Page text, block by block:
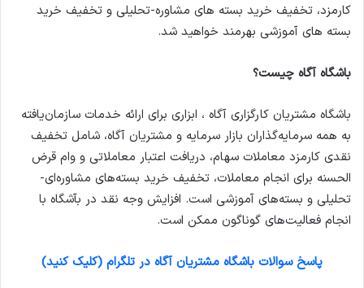
کارمزد، تخفیف خرید بسته های مشاوره-تحلیلی و تخفیف خرید
بسته های آموزشی بهرمند خواهید شد.
باشگاه آگاه چیست؟
باشگاه مشتریان کارگزاری آگاه ، ابزاری برای ارائه خدمات سازمان‌یافته
به همه سرمایه‌گذاران بازار سرمایه و مشتریان آگاه، شامل تخفیف
نقدی کارمزد معاملات سهام، دریافت اعتبار معاملاتی و وام قرض
الحسنه برای انجام معاملات، تخفیف خرید بسته‌های مشاوره‌ای-
تحلیلی و بسته‌های آموزشی است. افزایش وجه نقد در بآشگاه با
انجام فعالیت‌های گوناگون ممکن است.
پاسخ سوالات باشگاه مشتریان آگاه در تلگرام (کلیک کنید)